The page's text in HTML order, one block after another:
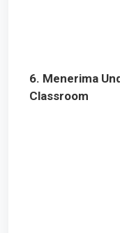
6. Menerima
Classroom